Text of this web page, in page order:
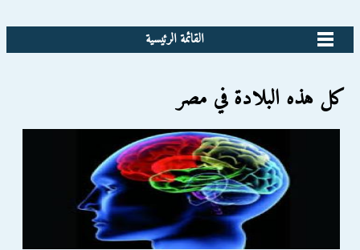
القائمة الرئيسية
كل هذه البلادة في مصر